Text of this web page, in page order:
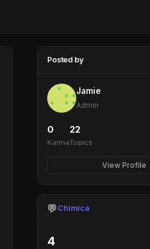
Posted by
Jamie
Admin
0
Karma
22
Topics
View Profile
💬 Chimica
4